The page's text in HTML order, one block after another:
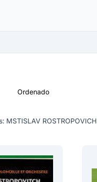
Ordenado
MSTISLAV ROSTROPOVICH